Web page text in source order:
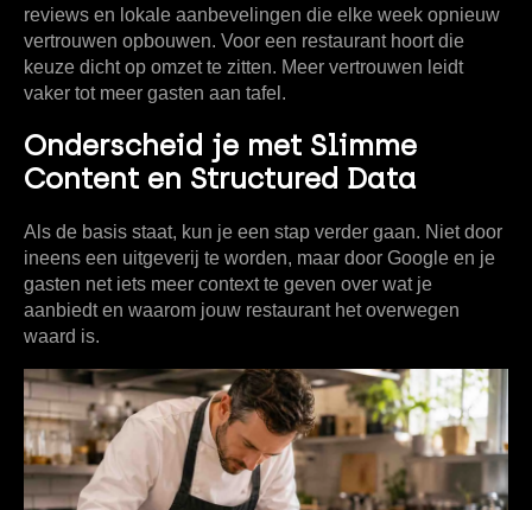
reviews en lokale aanbevelingen die elke week opnieuw
vertrouwen opbouwen. Voor een restaurant hoort die
keuze dicht op omzet te zitten. Meer vertrouwen leidt
vaker tot meer gasten aan tafel.
Onderscheid je met Slimme
Content en Structured Data
Als de basis staat, kun je een stap verder gaan. Niet door
ineens een uitgeverij te worden, maar door Google en je
gasten net iets meer context te geven over wat je
aanbiedt en waarom jouw restaurant het overwegen
waard is.